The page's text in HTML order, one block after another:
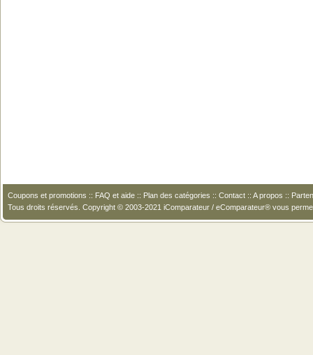
Coupons et promotions :: FAQ et aide :: Plan des catégories :: Contact :: A propos ::
Tous droits réservés. Copyright © 2003-2021 iComparateur / eComparateur® vous